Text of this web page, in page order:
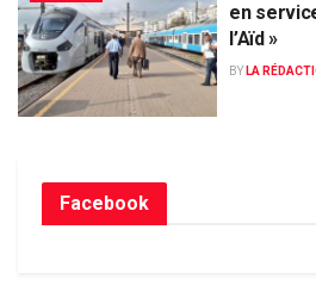
en
l’Aïd »
BY LA
Facebook